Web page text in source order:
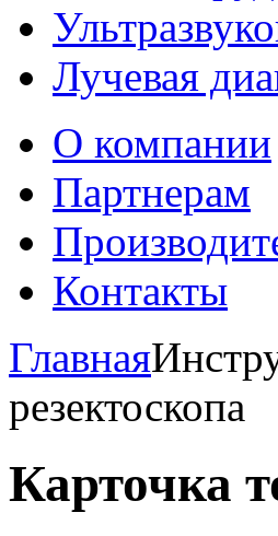
Лучевая
О компании
Партнерам
Контакты
Главная
резектоскопа
Карточка